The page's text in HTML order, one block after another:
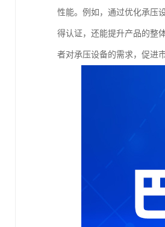
性能。例如，通过优化承压
得认证，还能提升产品的整
者对承压设备的需求，促进